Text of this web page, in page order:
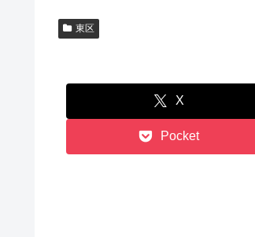
東区
X
Pocket